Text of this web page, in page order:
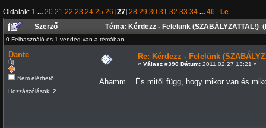
Oldalak: 1 ... 20 21 22 23 24 25 26 [27] 28 29 30 31 32 33 34 ... 46
Le
Szerző
Téma: Kérdezz - Felelünk (SZABÁLYZATTAL!)
0 Felhasználó és 1 vendég van a témában
Dante
Új
Nem elérhető
Hozzászólások: 2
Re: Kérdezz - Felelünk
« Válasz #390 Dátum:2011.02.27 13:21 »
Ahamm... És mitől függ, hogy mikor van és